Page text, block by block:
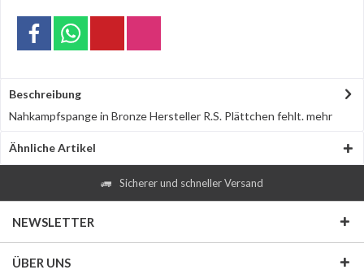
Beschreibung
Nahkampfspange in Bronze Hersteller R.S. Plättchen fehlt.mehr
Ähnliche Artikel
Sicherer und schneller Versand
NEWSLETTER
ÜBER UNS